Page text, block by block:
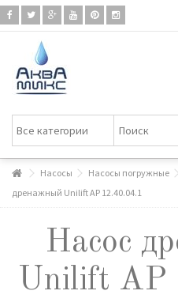
Насосы Насосы погружные
дренажный Unilift AP 12.40.04.1
Насос
Unilift AP